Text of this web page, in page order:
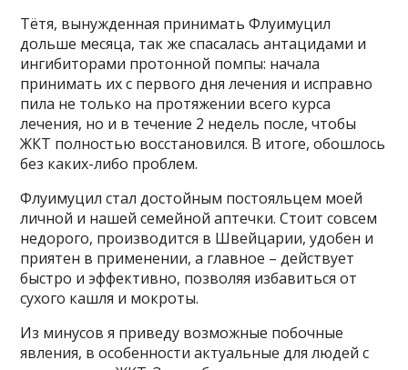
Тётя, вынужденная принимать Флуимуцил
дольше месяца, так же спасалась антацидами и
ингибиторами протонной помпы: начала
принимать их с первого дня лечения и исправно
пила не только на протяжении всего курса
лечения, но и в течение 2 недель после, чтобы
ЖКТ полностью восстановился. В итоге, обошлось
без каких-либо проблем.
Флуимуцил стал достойным постояльцем моей
личной и нашей семейной аптечки. Стоит совсем
недорого, производится в Швейцарии, удобен и
приятен в применении, а главное – действует
быстро и эффективно, позволяя избавиться от
сухого кашля и мокроты.
Из минусов я приведу возможные побочные
явления, в особенности актуальные для людей с